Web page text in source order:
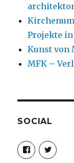
Projekte
Kunst von
MFK –
SOCIAL
Profil
von
Profil
von